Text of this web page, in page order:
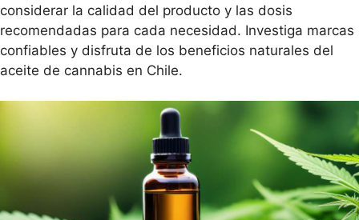
considerar la calidad del producto y las dosis
recomendadas para cada necesidad. Investiga marcas
confiables y disfruta de los beneficios naturales del
aceite de cannabis en Chile.